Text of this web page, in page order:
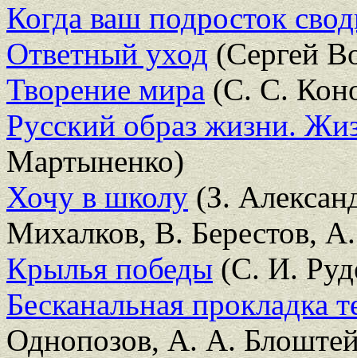
Когда ваш подросток
Ответный уход(Сергей
Творение мира(С. С.
Русский образ жизни.
Мартыненко)
Хочу в школу(З.
Михалков, В. Берестов,
Крылья победы(С. И.
Бесканальная прокладка
Однопозов, А. А.